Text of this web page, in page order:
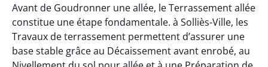
Avant de Goudronner une allée, le Terrassement allée
constitue une étape fondamentale. à Solliès-Ville, les
Travaux de terrassement permettent d’assurer une
base stable grâce au Décaissement avant enrobé, au